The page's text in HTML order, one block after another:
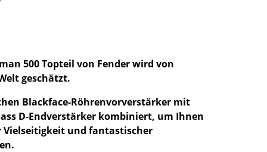
500 Topteil von Fender wird von
geschätzt.
Blackface-Röhrenvorverstärker mit
D-Endverstärker kombiniert, um Ihnen
und fantastischer